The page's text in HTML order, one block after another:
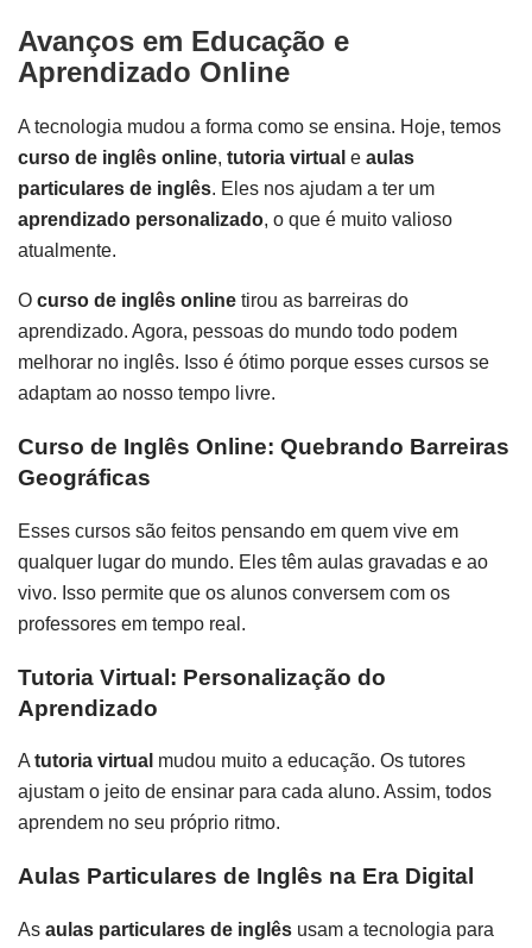
Avanços em Educação e
Aprendizado Online
A tecnologia mudou a forma como se ensina. Hoje, temos
curso de inglês online, tutoria virtual e aulas
particulares de inglês. Eles nos ajudam a ter um
aprendizado personalizado, o que é muito valioso
atualmente.
O curso de inglês online tirou as barreiras do
aprendizado. Agora, pessoas do mundo todo podem
melhorar no inglês. Isso é ótimo porque esses cursos se
adaptam ao nosso tempo livre.
Curso de Inglês Online: Quebrando Barreiras
Geográficas
Esses cursos são feitos pensando em quem vive em
qualquer lugar do mundo. Eles têm aulas gravadas e ao
vivo. Isso permite que os alunos conversem com os
professores em tempo real.
Tutoria Virtual: Personalização do
Aprendizado
A tutoria virtual mudou muito a educação. Os tutores
ajustam o jeito de ensinar para cada aluno. Assim, todos
aprendem no seu próprio ritmo.
Aulas Particulares de Inglês na Era Digital
As aulas particulares de inglês usam a tecnologia para